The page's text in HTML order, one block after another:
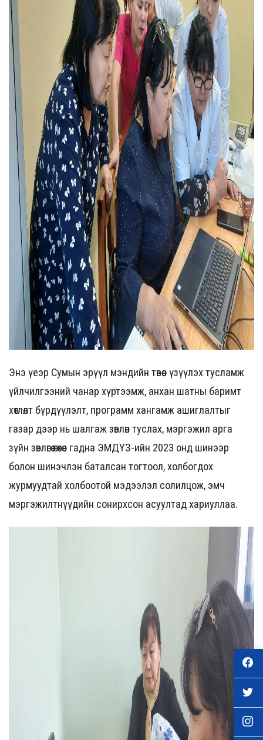
Энэ үеэр Сумын эрүүл мэндийн төвөөс үзүүлэх тусламж
үйлчилгээний чанар хүртээмж, анхан шатны баримт
хөтлөлт бүрдүүлэлт, программ хангамж ашиглалтыг
газар дээр нь шалгаж зөвлөн туслах, мэргэжил арга
зүйн зөвлөгөө өгөхөөс гадна ЭМДҮЗ-ийн 2023 онд шинээр
болон шинэчлэн баталсан тогтоол, холбогдох
журмуудтай холбоотой мэдээлэл солилцож, эмч
мэргэжилтнүүдийн сонирхсон асуултад хариуллаа.